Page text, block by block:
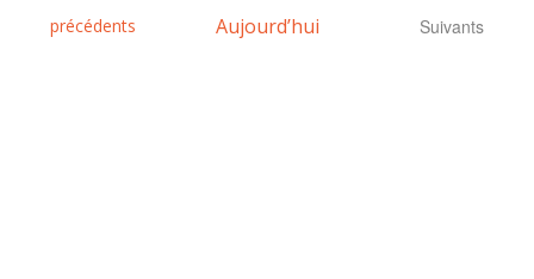
date.
Évènements
précédents Aujourd’hui Évènements
Suivants